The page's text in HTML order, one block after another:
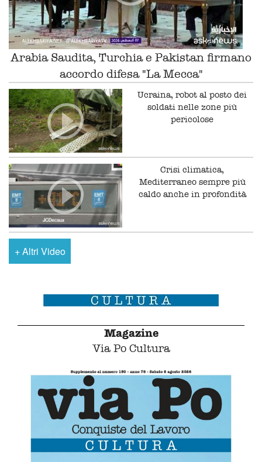
Arabia Saudita, Turchia e Pakistan firmano
accordo difesa "La Mecca"
Ucraina, robot al posto dei
soldati nelle zone più
pericolose
Crisi climatica,
Mediterraneo sempre più
caldo anche in profondità
+Altri Video
Magazine
Via Po Cultura